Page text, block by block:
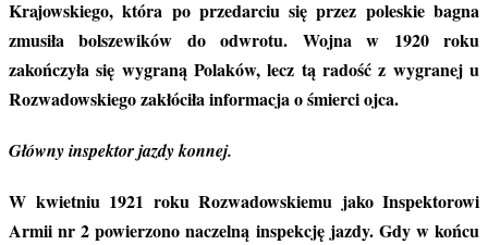
Główny inspektor jazdy konnej.
W kwietniu 1921 roku Rozwadowskiemu jako Inspektorowi
Armii nr 2 powierzono naczelną inspekcję jazdy. Gdy w końcu